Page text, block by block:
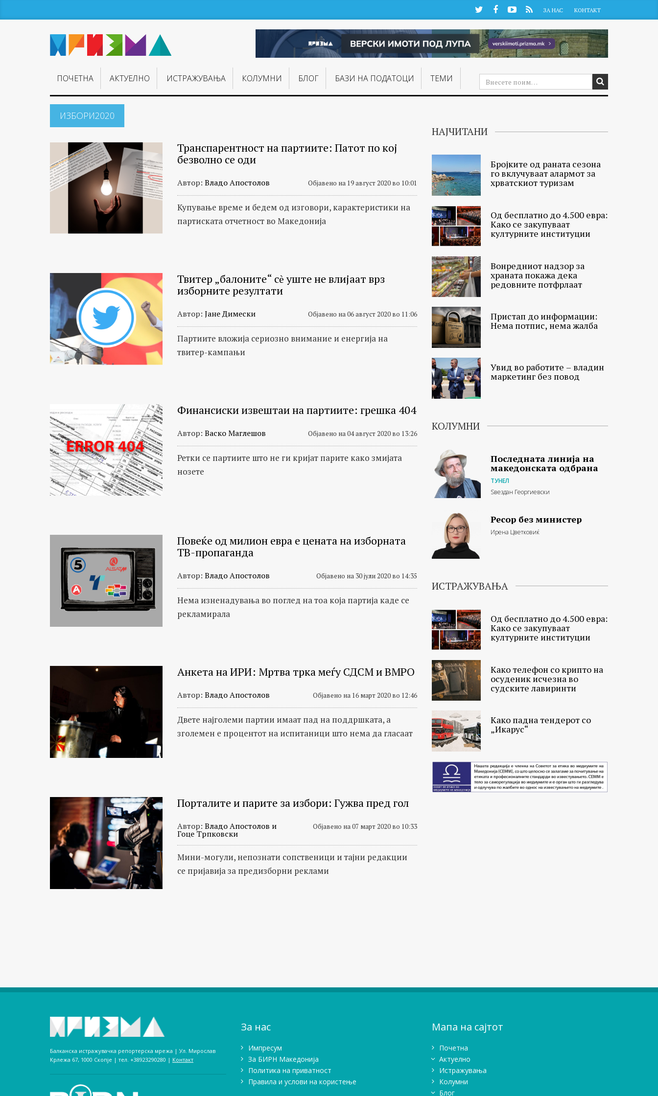
TwitterFacebookYouTube
RSS ЗА НАС КОНТАКТ
ПОЧЕТНА АКТУЕЛНО ИСТРАЖУВАЊA КОЛУМНИ БЛОГ БАЗИ НА ПОДАТОЦИ ТЕМИ
ИЗБОРИ2020
Транспарентност на партиите: Патот по кој
безволно се оди
Автор: Владо Апостолов Објавено на 19 август 2020 во 10:01
Купување време и бедем од изговори, карактеристики на
партиската отчетност во Македонија
Твитер „балоните“ сѐ уште не влијаат врз
изборните резултати
Автор: Јане Димески Објавено на 06 август 2020 во 11:06
Партиите вложија сериозно внимание и енергија на
твитер-кампањи
Финансиски извештаи на партиите: грешка 404
Автор: Васко Маглешов Објавено на 04 август 2020 во 13:26
Ретки се партиите што не ги кријат парите како змијата
нозете
Повеќе од милион евра е цената на изборната
ТВ-пропаганда
Автор: Владо Апостолов Објавено на 30 јули 2020 во 14:35
Нема изненадувања во поглед на тоа која партија каде се
рекламирала
Анкета на ИРИ: Мртва трка меѓу СДСМ и ВМРО
Автор: Владо Апостолов Објавено на 16 март 2020 во 12:46
Двете најголеми партии имаат пад на поддршката, а
зголемен е процентот на испитаници што нема да гласаат
Порталите и парите за избори: Гужва пред гол
Автор: Владо Апостолов и
Гоце Трпковски
Објавено на 07 март 2020 во 10:33
Мини-могули, непознати сопственици и тајни редакции
се пријавија за предизборни реклами
НАЈЧИТАНИ
Бројките од раната сезона
го вклучуваат алармот за
хрватскиот туризам
Од бесплатно до 4.500 евра:
Како се закупуваат
културните институции
Вонредниот надзор за
храната покажа дека
редовните потфрлаат
Пристап до информации:
Нема потпис, нема жалба
Увид во работите – владин
маркетинг без повод
КОЛУМНИ
Последната линија на
македонската одбрана
ТУНЕЛ
Ѕвездан Георгиевски
Ресор без министер
Ирена Цветковиќ
ИСТРАЖУВАЊА
Од бесплатно до 4.500 евра:
Како се закупуваат
културните институции
Како телефон со крипто на
осуденик исчезна во
судските лавиринти
Како падна тендерот со
„Икарус“
Балканска истражувачка репортерска мрежа | Ул. Мирослав
Крлежа 67, 1000 Скопје | тел. +38923290280­ | Контакт
За нас
Импресум
Зa БИРН Македонија
Политика на приватност
Правила и услови на користење
Мапа на сајтот
Почетна
Актуелно
Истражувањa
Колумни
Блог